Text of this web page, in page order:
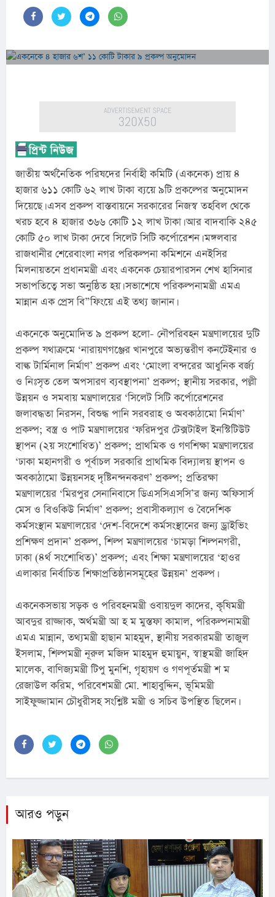
জাতীয় অর্থনৈতিক পরিষদের নির্বাহী কমিটি (একনেক) প্রায় ৪
হাজার ৬১১ কোটি ৬২ লাখ টাকা ব্যয়ে ৯টি প্রকল্পের অনুমোদন
দিয়েছে। এসব প্রকল্প বাস্তবায়নে সরকারের নিজস্ব তহবিল থেকে
খরচ হবে ৪ হাজার ৩৬৬ কোটি ১২ লাখ টাকা। আর বাদবাকি ২৪৫
কোটি ৫০ লাখ টাকা দেবে সিলেট সিটি কর্পোরেশন। মঙ্গলবার
রাজধানীর শেরেবাংলা নগর পরিকল্পনা কমিশনে এনইসির
মিলনায়তনে প্রধানমন্ত্রী এবং একনেক চেয়ারপারসন শেখ হাসিনার
সভাপতিত্বে সভা অনুষ্ঠিত হয়। সভাশেষে পরিকল্পনামন্ত্রী এমএ
মান্নান এক প্রেস বি”ফিংয়ে এই তথ্য জানান।
একনেকে অনুমোদিত ৯ প্রকল্প হলো- নৌপরিবহন মন্ত্রণালয়ের দুটি
প্রকল্প যথাক্রমে ‘নারায়ণগঞ্জের খানপুরে অভ্যন্তরীণ কনটেইনার ও
বাল্ক টার্মিনাল নির্মাণ’ প্রকল্প এবং ‘মোংলা বন্দরের আধুনিক বর্জ্য
ও নিঃসৃত তেল অপসারণ ব্যবস্থাপনা’ প্রকল্প; স্থানীয় সরকার, পল্লী
উন্নয়ন ও সমবায় মন্ত্রণালয়ের ‘সিলেট সিটি কর্পোরেশনের
জলাবদ্ধতা নিরসন, বিশুদ্ধ পানি সরবরাহ ও অবকাঠামো নির্মাণ’
প্রকল্প; বস্ত্র ও পাট মন্ত্রণালয়ের ‘ফরিদপুর টেক্সটাইল ইনস্টিটিউট
স্থাপন (২য় সংশোধিত)’ প্রকল্প; প্রাথমিক ও গণশিক্ষা মন্ত্রণালয়ের
‘ঢাকা মহানগরী ও পূর্বাচল সরকারি প্রাথমিক বিদ্যালয় স্থাপন ও
অবকাঠামো উন্নয়নসহ দৃষ্টিনন্দনকরণ’ প্রকল্প; প্রতিরক্ষা
মন্ত্রণালয়ের ‘মিরপুর সেনানিবাসে ডিএসসিএসসি’র জন্য অফিসার্স
মেস ও বিওকিউ নির্মাণ’ প্রকল্প; প্রবাসীকল্যাণ ও বৈদেশিক
কর্মসংস্থান মন্ত্রণালয়ের ‘দেশ-বিদেশে কর্মসংস্থানের জন্য ড্রাইভিং
প্রশিক্ষণ প্রদান’ প্রকল্প, শিল্প মন্ত্রণালয়ের ‘চামড়া শিল্পনগরী,
ঢাকা (৪র্থ সংশোধিত)’ প্রকল্প; এবং শিক্ষা মন্ত্রণালয়ের ‘হাওর
এলাকার নির্বাচিত শিক্ষাপ্রতিষ্ঠানসমূহের উন্নয়ন’ প্রকল্প।
একনেকসভায় সড়ক ও পরিবহনমন্ত্রী ওবায়দুল কাদের, কৃষিমন্ত্রী
আবদুর রাজ্জাক, অর্থমন্ত্রী আ হ ম মুস্তফা কামাল, পরিকল্পনামন্ত্রী
এমএ মান্নান, তথ্যমন্ত্রী হাছান মাহমুদ, স্থানীয় সরকারমন্ত্রী তাজুল
ইসলাম, শিল্পমন্ত্রী নূরুল মজিদ মাহমুদ হুমায়ুন, স্বাস্থমন্ত্রী জাহিদ
মালেক, বাণিজ্যমন্ত্রী টিপু মুনশি, গৃহায়ণ ও গণপূর্তমন্ত্রী শ ম
রেজাউল করিম, পরিবেশমন্ত্রী মো. শাহাবুদ্দিন, ভূমিমন্ত্রী
সাইফুজ্জামান চৌধুরীসহ সংশ্লিষ্ট মন্ত্রী ও সচিব উপস্থিত ছিলেন।
আরও পড়ুন